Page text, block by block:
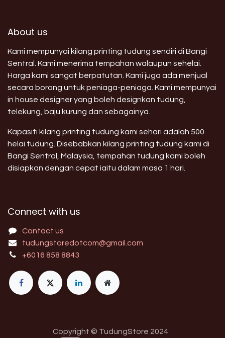
About us
Kami mempunyai kilang printing tudung sendiri di Bangi
Sentral. Kami menerima tempahan walaupun sehelai.
Harga kami sangat berpatutan. Kami juga ada menjual
secara borong untuk peniaga-peniaga. Kami mempunyai
in house designer yang boleh designkan tudung,
telekung, baju kurung dan sebagainya.
Kapasiti kilang printing tudung kami sehari adalah 500
helai tudung. Disebabkan kilang printing tudung kami di
Bangi Sentral, Malaysia, tempahan tudung kami boleh
disiapkan dengan cepat iaitu dalam masa 1 hari.
Connect with us
Contact us
tudungstoredotcom@gmail.com
+6016 858 8843
Copyright © TudungStore 2024